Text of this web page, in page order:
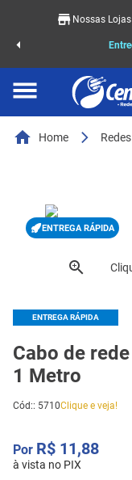
Nossas Lojas
Home Redes
ENTREGA RÁPIDA
ENTREGA RÁPIDA
Cabo de
1 Metro
Cód:: 5710Clique e veja!
R$ 11,88
à vista no PIX